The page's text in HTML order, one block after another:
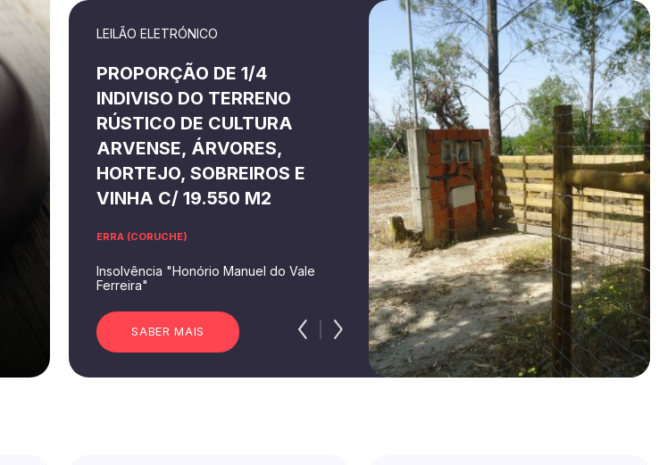
LEILÃO ELETRÓNICO
PROPORÇÃO DE 1/4
INDIVISO DO TERRENO
RÚSTICO DE CULTURA
ARVENSE, ÁRVORES,
HORTEJO, SOBREIROS E
VINHA C/ 19.550 M2
ERRA (CORUCHE)
Insolvência "Honório Manuel do Vale
Ferreira"
SABER MAIS